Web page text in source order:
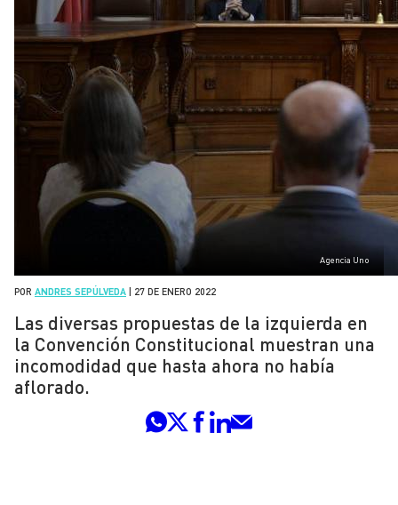
Agencia Uno
POR ANDRES SEPÚLVEDA 27 DE ENERO 2022
Las diversas propuestas de la izquierda en
la Convención Constitucional muestran una
incomodidad que hasta ahora no había
aflorado.